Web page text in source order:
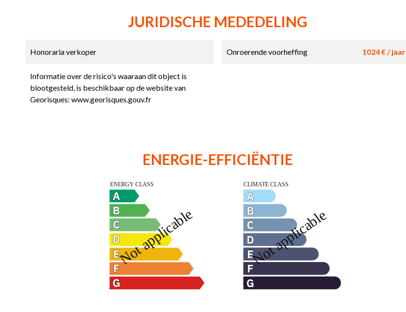
JURIDISCHE MEDEDELING
Honoraria verkoper Onroerende voorheffing 1024 € / jaar
Informatie over de risico's waaraan dit object is
blootgesteld, is beschikbaar op de website van
Georisques: www.georisques.gouv.fr
ENERGIE-EFFICIËNTIE